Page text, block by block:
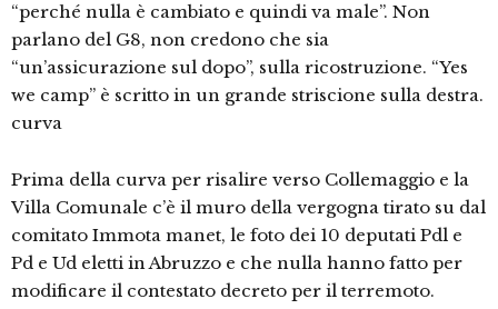
“perché nulla è cambiato e quindi va male”. Non
parlano del G8, non credono che sia
“un’assicurazione sul dopo”, sulla ricostruzione. “Yes
we camp” è scritto in un grande striscione sulla destra.
curva
Prima della curva per risalire verso Collemaggio e la
Villa Comunale c’è il muro della vergogna tirato su dal
comitato Immota manet, le foto dei 10 deputati Pdl e
Pd e Ud eletti in Abruzzo e che nulla hanno fatto per
modificare il contestato decreto per il terremoto.